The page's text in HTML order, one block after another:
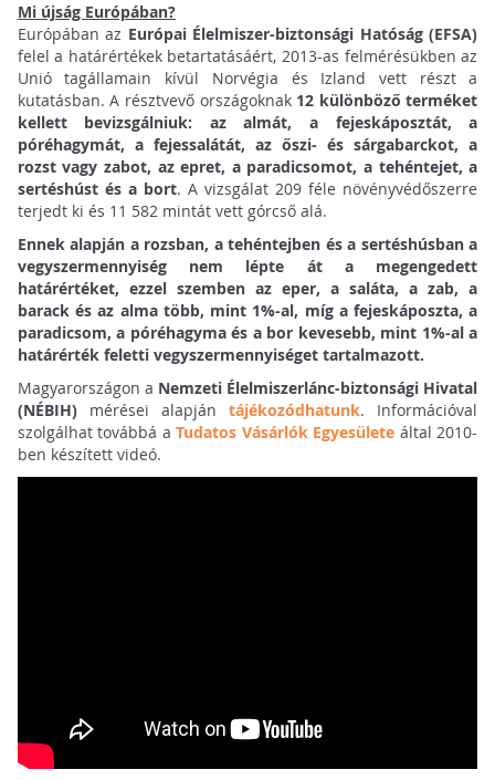
Mi újság Európában?
Európában az Európai Élelmiszer-biztonsági Hatóság (EFSA)
felel a határértékek betartatásáért, 2013-as felmérésükben az
Unió tagállamain kívül Norvégia és Izland vett részt a
kutatásban. A résztvevő országoknak 12 különböző terméket
kellett bevizsgálniuk: az almát, a fejeskáposztát, a
póréhagymát, a fejessalátát, az őszi- és sárgabarckot, a
rozst vagy zabot, az epret, a paradicsomot, a tehéntejet, a
sertéshúst és a bort. A vizsgálat 209 féle növényvédőszerre
terjedt ki és 11 582 mintát vett górcső alá.
Ennek alapján a rozsban, a tehéntejben és a sertéshúsban a
vegyszermennyiség nem lépte át a megengedett
határértéket, ezzel szemben az eper, a saláta, a zab, a
barack és az alma több, mint 1%-al, míg a fejeskáposzta, a
paradicsom, a póréhagyma és a bor kevesebb, mint 1%-al a
határérték feletti vegyszermennyiséget tartalmazott.
Magyarországon a Nemzeti Élelmiszerlánc-biztonsági Hivatal
(NÉBIH)mérései alapjántájékozódhatunk. Információval
szolgálhat továbbá aTudatos Vásárlók Egyesülete által 2010-
ben készített videó.